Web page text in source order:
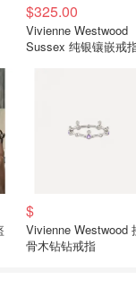
$325.00
Vivienne Westwood
Sussex 纯银镶嵌戒
$
Vivienne Westwood
骨木钻钻戒指